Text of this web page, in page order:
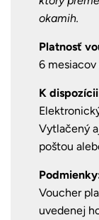
okamih.
Platnosť
6
K
Vytlačený
poštou
Voucher
uvedenej